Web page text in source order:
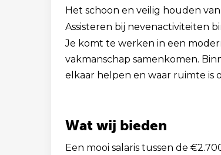
Het schoon en veilig houden
Assisteren bij nevenactiviteiten
Je komt te werken in een
vakmanschap samenkomen.
elkaar helpen en waar ruimte is
Wat wij bieden
Een mooi salaris tussen de